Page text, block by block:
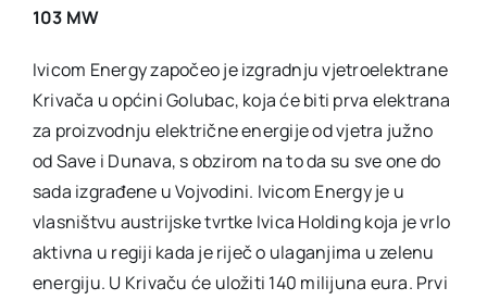
103 MW
Ivicom Energy započeo je izgradnju vjetroelektrane
Krivača u općini Golubac, koja će biti prva elektrana
za proizvodnju električne energije od vjetra južno
od Save i Dunava, s obzirom na to da su sve one do
sada izgrađene u Vojvodini. Ivicom Energy je u
vlasništvu austrijske tvrtke Ivica Holding koja je vrlo
aktivna u regiji kada je riječ o ulaganjima u zelenu
energiju. U Krivaču će uložiti 140 milijuna eura. Prvi